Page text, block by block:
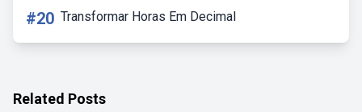
#20 Transformar Horas Em Decimal
Related Posts